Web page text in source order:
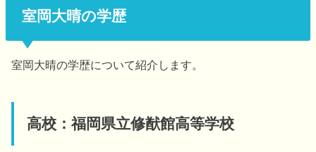
室岡大晴の学歴
室岡大晴の学歴について紹介します。
高校：福岡県立修猷館高等学校